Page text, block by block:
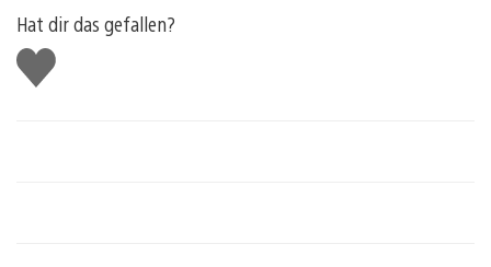
Hat dir das gefallen?
Gefällt
mir